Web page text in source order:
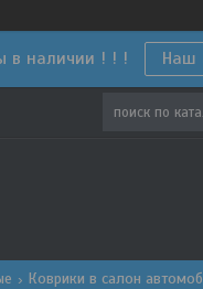
в наличии ! ! ! Наш
Коврики в салон